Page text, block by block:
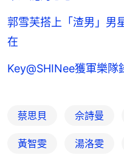
郭雪芙搭上「渣男」
在
Key@SHINee獲軍樂
蔡思貝 佘詩曼
黃智雯 湯洛雯